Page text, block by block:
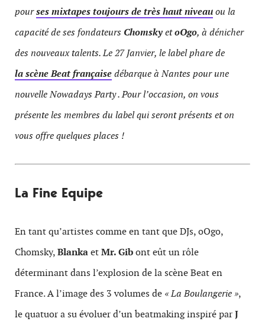
pourses mixtapes toujours de très haut niveauou la
capacité de ses fondateurs ChomskyetoOgo, à dénicher
des nouveaux talents. Le 27 Janvier, le label phare de
la scène Beat françaisedébarque à Nantes pour une
nouvelle Nowadays Party . Pour l’occasion, on vous
présente les membres du label qui seront présents et on
vous offre quelques places !
La Fine Equipe
En tant qu’artistes comme en tant que DJs, oOgo,
Chomsky,BlankaetMr. Gibont eût un rôle
déterminant dans l’explosion de la scène Beat en
France.A l’image des 3 volumes de « La Boulangerie »,
le quatuor a su évoluer d’un beatmaking inspiré parJ